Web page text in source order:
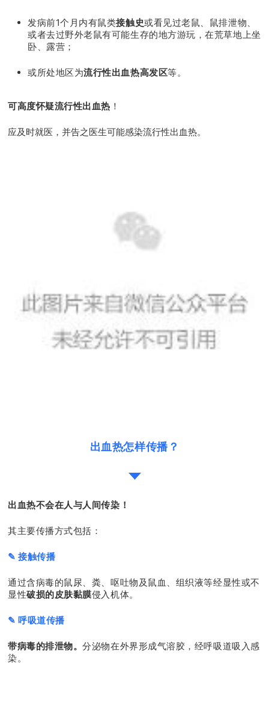
发病前1个月内有鼠类接触史或看见过老鼠、鼠排泄物、
或者去过野外老鼠有可能生存的地方游玩，在荒草地上坐
卧、露营；
或所处地区为流行性出血热高发区等。
可高度怀疑流行性出血热 ！
应及时就医，并告之医生可能感染流行性出血热。
出血热怎样传播？
出血热不会在人与人间传染！
其主要传播方式包括：
✎ 接触传播
通过含病毒的鼠尿、粪、呕吐物及鼠血、组织液等经显性或不
显性破损的皮肤黏膜侵入机体。
✎ 呼吸道传播
带病毒的排泄物。分泌物在外界形成气溶胶，经呼吸道吸入感
染。